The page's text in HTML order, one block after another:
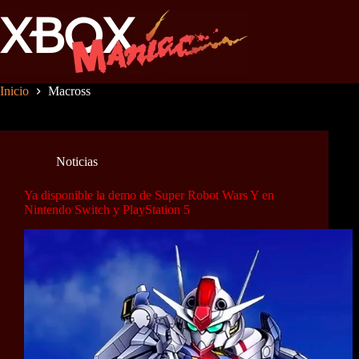
al
contenido
Inicio Macross
Noticias
Ya disponible la demo de Super Robot Wars Y en
Nintendo Switch y PlayStation 5